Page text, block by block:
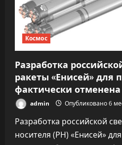
Космос
Разработка
ракеты «Енисей» для
фактически отменена
admin Опубликовано 6
Разработка российской
носителя (РН) «Енисей»